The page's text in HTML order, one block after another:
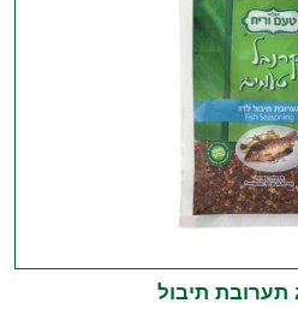
תערובת תיבול